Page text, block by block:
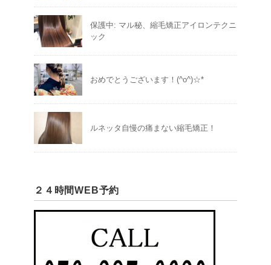
保護中: マル秘、縮毛矯正アイロンテクニ
ック
おめでとうございます！(^o^)☆*
ルネッタ自慢の痛まない縮毛矯正！
２４時間WEB予約